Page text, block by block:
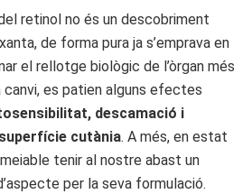
retinol no és un descobriment
de forma pura ja s’emprava en
el rellotge biològic de l’òrgan més
canvi, es patien alguns efectes
descamació i
cutània. A més, en estat
tenir al nostre abast un
per la seva formulació.